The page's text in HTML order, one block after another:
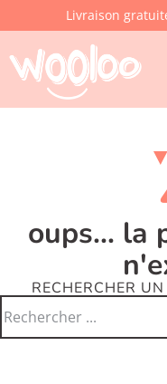
Livraison
oups... la
RECHERCHER